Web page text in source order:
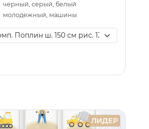
черный, серый, белый
молодежный, машины
ЛИДЕР